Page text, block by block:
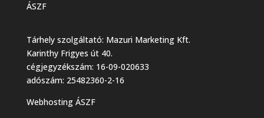
ÁSZF
Tárhely szolgáltató: Mazuri Marketing Kft.
Karinthy Frigyes út 40.
cégjegyzékszám: 16-09-020633
adószám: 25482360-2-16
Webhosting ÁSZF